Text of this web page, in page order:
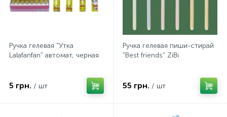
Ручка гелевая "Утка
Lalafanfan" автомат, черная
5 грн. / шт
Ручка гелевая пиши-стирай
"Best friends" ZiBi
55 грн. / шт